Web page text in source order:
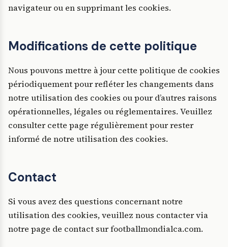
navigateur ou en supprimant les cookies.
Modifications de cette politique
Nous pouvons mettre à jour cette politique de cookies
périodiquement pour refléter les changements dans
notre utilisation des cookies ou pour d’autres raisons
opérationnelles, légales ou réglementaires. Veuillez
consulter cette page régulièrement pour rester
informé de notre utilisation des cookies.
Contact
Si vous avez des questions concernant notre
utilisation des cookies, veuillez nous contacter via
notre page de contact sur footballmondialca.com.